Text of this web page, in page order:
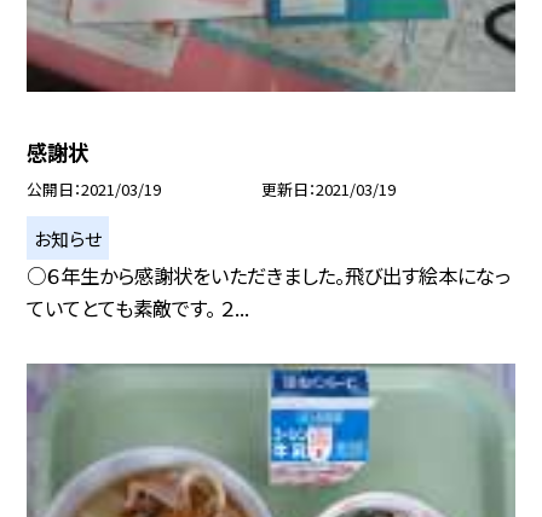
感謝状
公開日 2021/03/19 更新日 2021/03/19
お知らせ
○６年生から感謝状をいただきました。飛び出す絵本になっ
ていてとても素敵です。 ２...